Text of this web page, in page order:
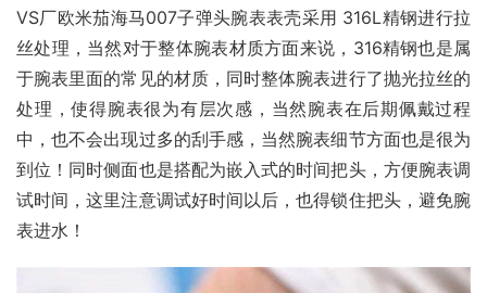
VS厂欧米茄海马007子弹头腕表表壳采用 316L精钢进行拉
丝处理，当然对于整体腕表材质方面来说，316精钢也是属
于腕表里面的常见的材质，同时整体腕表进行了抛光拉丝的
处理，使得腕表很为有层次感，当然腕表在后期佩戴过程
中，也不会出现过多的刮手感，当然腕表细节方面也是很为
到位！同时侧面也是搭配为嵌入式的时间把头，方便腕表调
试时间，这里注意调试好时间以后，也得锁住把头，避免腕
表进水！